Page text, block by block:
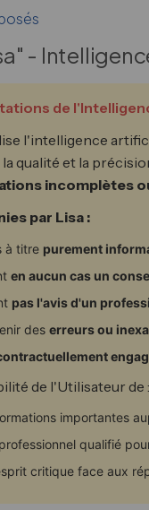
-
de
l'intelligence
qualité et la
incomplètes
par Lisa :
à titre purement
en aucun cas un
pas l'avis d'un
des erreurs ou
de l'Utilisateur de :
importantes
qualifié
critique face aux